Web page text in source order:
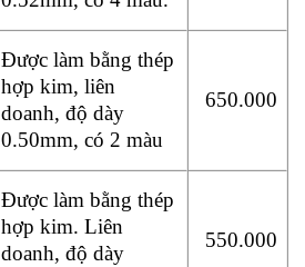
Được làm bằng thép
hợp kim, liên
doanh, độ dày
0.50mm, có 2 màu
650.000
Được làm bằng thép
hợp kim. Liên
doanh, độ dày
550.000